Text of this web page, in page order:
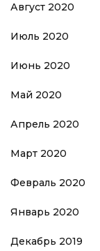
Август 2020
Июль 2020
Июнь 2020
Май 2020
Апрель 2020
Март 2020
Февраль 2020
Январь 2020
Декабрь 2019